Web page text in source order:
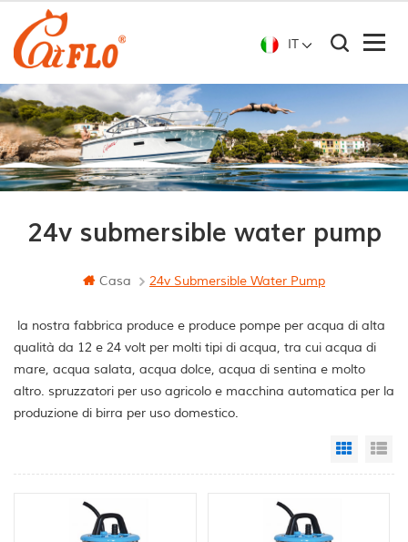
IT
24v submersible water pump
Casa 24v Submersible Water Pump
la nostra fabbrica produce e produce pompe per acqua di alta
qualità da 12 e 24 volt per molti tipi di acqua, tra cui acqua di
mare, acqua salata, acqua dolce, acqua di sentina e molto
altro. spruzzatori per uso agricolo e macchina automatica per la
produzione di birra per uso domestico.
Grid